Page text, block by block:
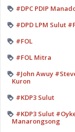
#DPC PDIP
#DPD LPM Sulut
#FOL
#FOL Mitra
#John Awuy
Kuron
#KDP3 Sulut
#KDP3 Sulut
Manarongsong